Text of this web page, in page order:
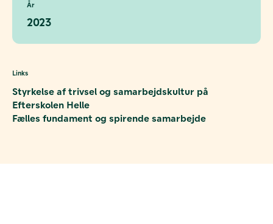
År
2023
Links
Styrkelse af trivsel og samarbejdskultur på
Efterskolen Helle
Fælles fundament og spirende samarbejde